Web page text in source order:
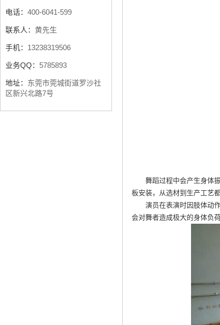
电话： 400-6041-599
联系人： 黄先生
手机： 13238319506
业务QQ： 5785893
地址： 东莞市莞城街道罗沙社
区新兴北路7号
舞蹈过程中会产生身体
板安装，从选材到生产工艺
演员在表演时因肢体动
会对舞者造成极大的身体负